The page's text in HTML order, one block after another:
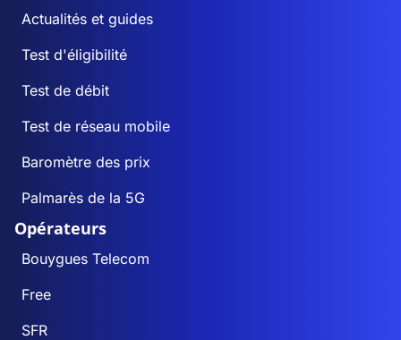
Actualités et guides
Test d'éligibilité
Test de débit
Test de réseau mobile
Baromètre des prix
Palmarès de la 5G
Opérateurs
Bouygues Telecom
Free
SFR